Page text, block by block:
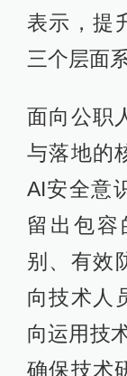
表示，提
三个层面
面向公职
与落地的
AI安全意
留出包
别、有效
向技术人
向运用技
确保技术